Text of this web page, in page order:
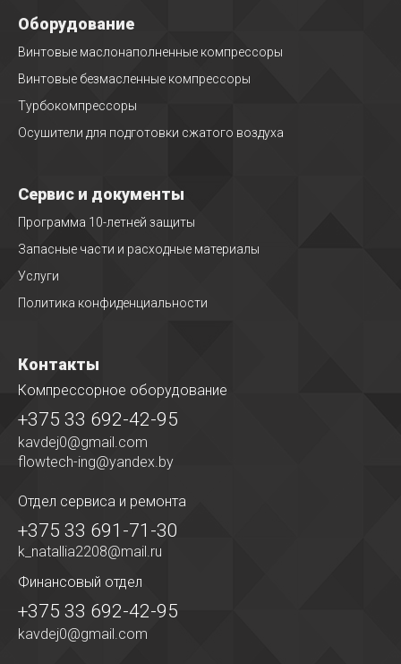
Оборудование
Винтовые маслонаполненные компрессоры
Винтовые безмасленные компрессоры
Турбокомпрессоры
Осушители для подготовки сжатого воздуха
Сервис и документы
Программа 10-летней защиты
Запасные части и расходные материалы
Услуги
Политика конфиденциальности
Контакты
Компрессорное оборудование
+375 33 692-42-95
kavdej0@gmail.com
flowtech-ing@yandex.by
Отдел сервиса и ремонта
+375 33 691-71-30
k_natallia2208@mail.ru
Финансовый отдел
+375 33 692-42-95
kavdej0@gmail.com